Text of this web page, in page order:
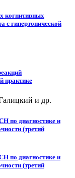
когнитивных
с гипертонической
практике
и др.
по диагностике и
(третий
по диагностике и
(третий